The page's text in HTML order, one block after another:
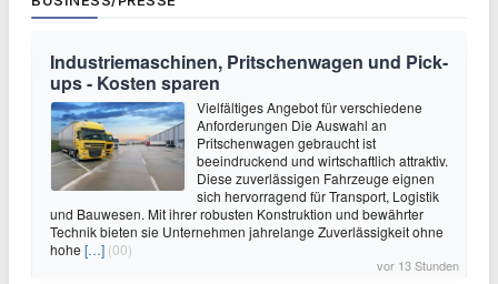
Industriemaschinen, Pritschenwagen und Pick-
ups - Kosten sparen
Vielfältiges Angebot für verschiedene
Anforderungen Die Auswahl an
Pritschenwagen gebraucht ist
beeindruckend und wirtschaftlich attraktiv.
Diese zuverlässigen Fahrzeuge eignen
sich hervorragend für Transport, Logistik
und Bauwesen. Mit ihrer robusten Konstruktion und bewährter
Technik bieten sie Unternehmen jahrelange Zuverlässigkeit ohne
hohe […] (00)
vor 13 Stunden